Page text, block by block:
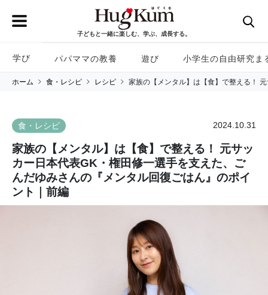
子どもと一緒に楽しむ、学ぶ、成長する。
学び パパママの教養 遊び 小学生の自由研究ま
ホーム 食・レシピ レシピ 家族の【メンタル】は【食】で整える！
食・レシピ 2024.10.31
家族の【メンタル】は【食】で整える！ 元サッ
カー日本代表GK・権田修一選手を支えた、ご
んだゆみさんの『メンタル回復ごはん』のポイ
ント｜前編